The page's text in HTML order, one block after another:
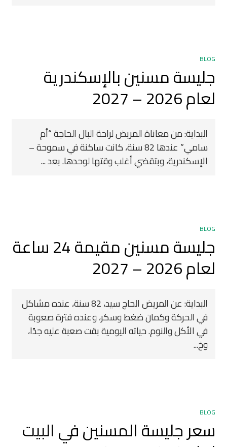
BLOG
جليسة مسنين بالإسكندرية
لعام 2026 – 2027
البداية: من معاناة المريض لراحة البال الحاجة “أم
سامي” عندها 82 سنة، كانت ساكنة في سموحة –
الإسكندرية، وبتقضي أغلب وقتها لوحدها. بعد ...
BLOG
جليسة مسنين مقيمة 24 ساعة
لعام 2026 – 2027
البداية: عن المريض الحاج سيد، 82 سنة، عنده مشاكل
في الحركة وكمان ضغط وسكر، وعنده فترة صعوبة
في الأكل والنوم. حياته اليومية بقت صعبة عليه جدًا،
وخ...
BLOG
سعر جليسة المسنين في البيت